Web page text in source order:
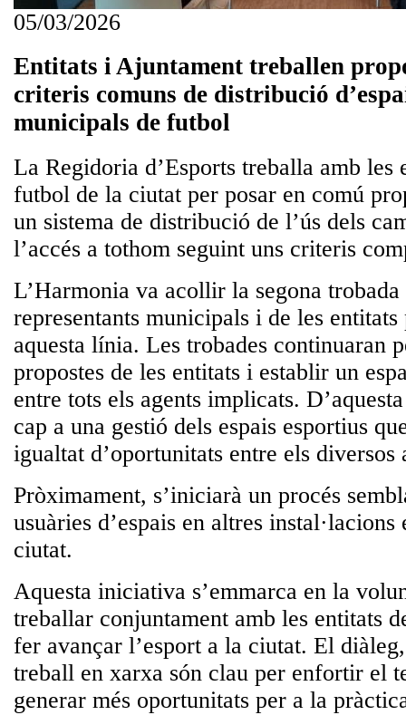
05/03/2026
Entitats i Ajuntament treballen
criteris comuns de distribució
municipals de futbol
La Regidoria d’Esports treballa amb les
futbol de la ciutat per posar en comú
un sistema de distribució de l’ús dels
l’accés a tothom seguint uns criteris
L’Harmonia va acollir la segona trobada
representants municipals i de les entitats
aquesta línia. Les trobades continuaran
propostes de les entitats i establir un
entre tots els agents implicats.
cap a una gestió dels espais esportius
igualtat d’oportunitats entre els diversos
Pròximament, s’iniciarà un procés
usuàries d’espais en altres
ciutat.
Aquesta iniciativa s’emmarca en la
treballar conjuntament amb les entitats
fer avançar l’esport a la ciutat. El
treball en xarxa són clau per enfortir el
generar més oportunitats per a la